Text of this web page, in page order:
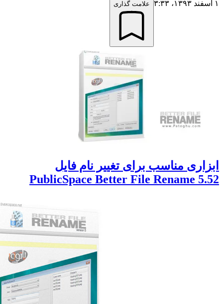
علامت گذاری
مناسب برای تغییر نام فایل
PublicSpace Better File Rename